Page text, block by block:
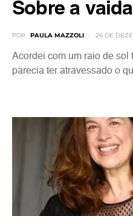
Sobre a
POR PAULA MAZZOLI 26 DE
Acordei com um raio de sol
parecia ter atravessado o